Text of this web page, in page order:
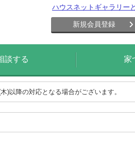
ハウスネットギャラリー
新規会員登録
談する 家
)以降の対応となる場合がございます。